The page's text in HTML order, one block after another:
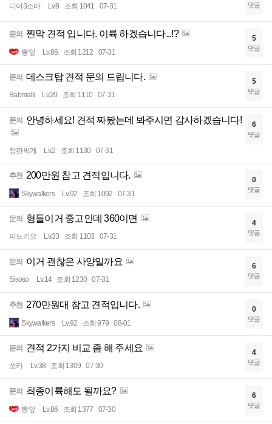
디아3소마 Lv.8 조회 1041 07-31 댓글
문의 찐막 견적 입니다. 이륙 하겠습니다...!?
뽕잎 Lv.86 조회 1212 07-31
5
댓글
문의 데스크탑 견적 문의 드립니다.
Babmalli Lv.20 조회 1110 07-31
5
댓글
문의 안녕하세요! 견적 짜봤는데 봐주시면 감사하겠습니다!
장판싸게 Lv.2 조회 1130 07-31
6
댓글
추천 200만원 참고 견적입니다.
Skywalkers Lv.92 조회 1092 07-31
0
댓글
문의 형들이거 중고인데 360이면
피노키요 Lv.33 조회 1103 07-31
4
댓글
문의 이거 괜찮은 사양일까요
Sisoso Lv.14 조회 1230 07-31
6
댓글
추천 270만원대 참고 견적입니다.
Skywalkers Lv.92 조회 979 08-01
0
댓글
문의 견적 2가지 비교 좀 해 주세요
쏘카 Lv.38 조회 1309 07-30
4
댓글
문의 최종이륙해도 될까요?
뽕잎 Lv.86 조회 1377 07-30
6
댓글